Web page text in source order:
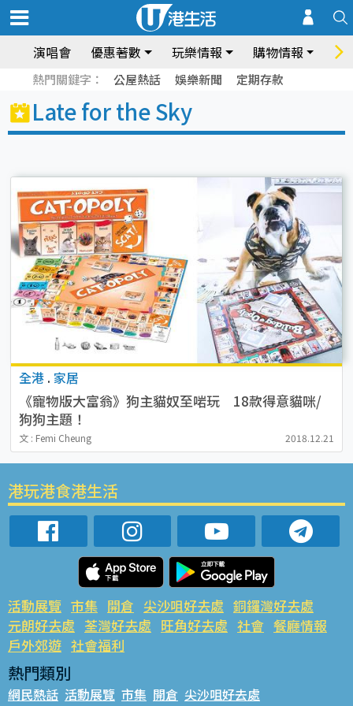
演唱會 優惠著數 玩樂情報 購物情報 飲
熱門關鍵字： 公屋熱話 娛樂新聞 定期存款
Late for the Sky
全港 . 家居
《寵物版大富翁》狗主貓奴至啱玩 18款得意貓咪/
狗狗主題！
文 : Femi Cheung 2018.12.21
港玩港食港生活
活動展覽 市集 開倉 尖沙咀好去處 銅鑼灣好去處
元朗好去處 荃灣好去處 旺角好去處 社會 餐廳情報
戶外郊遊 社會福利
熱門類別
網民熱話 活動展覽 市集 開倉 尖沙咀好去處